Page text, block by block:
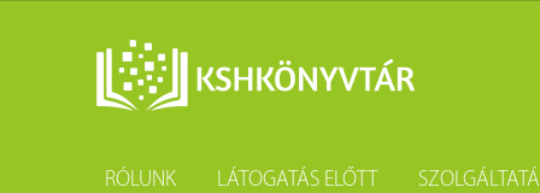
RÓLUNK LÁTOGATÁS ELŐTT